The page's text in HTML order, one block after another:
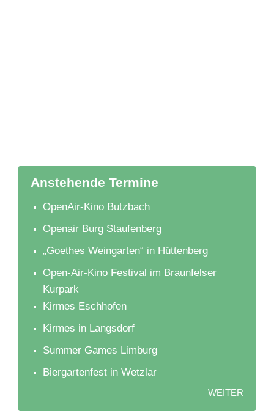
Anstehende Termine
OpenAir-Kino Butzbach
Openair Burg Staufenberg
„Goethes Weingarten“ in Hüttenberg
Open-Air-Kino Festival im Braunfelser
Kurpark
Kirmes Eschhofen
Kirmes in Langsdorf
Summer Games Limburg
Biergartenfest in Wetzlar
WEITER